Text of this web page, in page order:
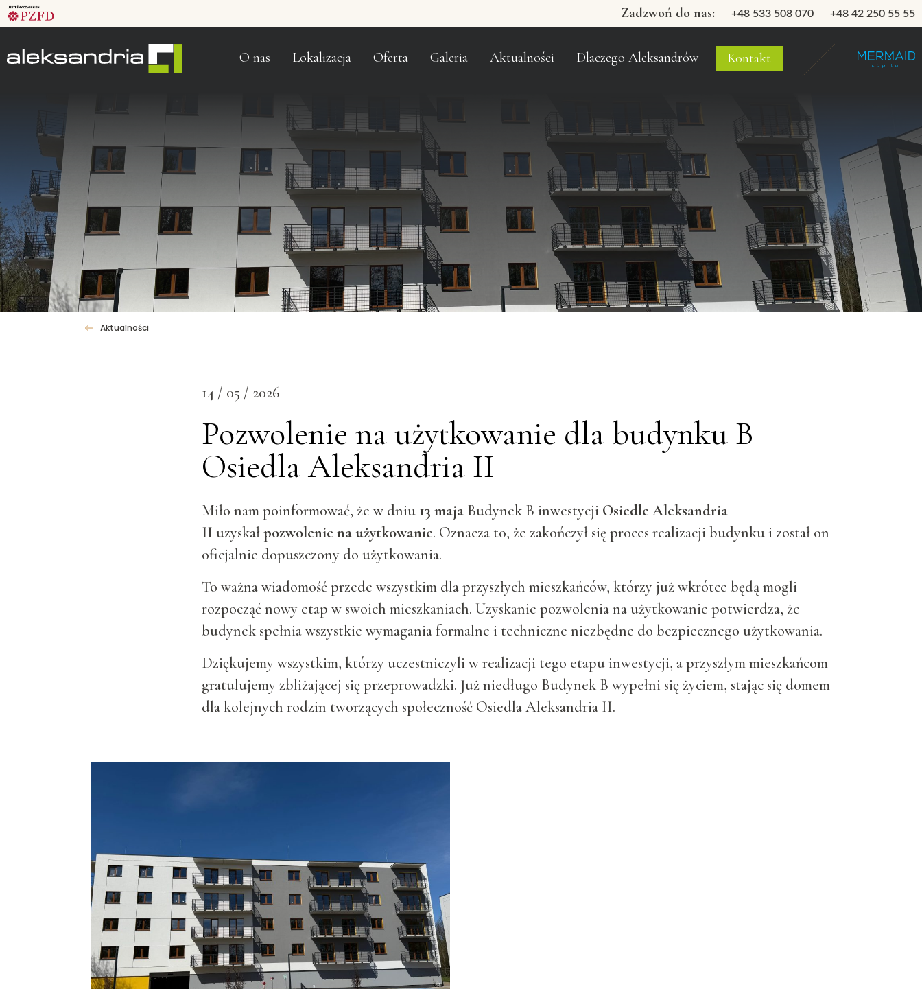
Zadzwoń do nas: +48 533 508 070 +48 42 250 55 55
O nas Lokalizacja Oferta Galeria Aktualności Dlaczego Aleksandrów Kontakt
Aktualności
14 / 05 / 2026
Pozwolenie na użytkowanie dla budynku B
Osiedla Aleksandria II
Miło nam poinformować, że w dniu 13 maja Budynek B inwestycji Osiedle Aleksandria
II uzyskał pozwolenie na użytkowanie. Oznacza to, że zakończył się proces realizacji budynku i został on
oficjalnie dopuszczony do użytkowania.
To ważna wiadomość przede wszystkim dla przyszłych mieszkańców, którzy już wkrótce będą mogli
rozpocząć nowy etap w swoich mieszkaniach. Uzyskanie pozwolenia na użytkowanie potwierdza, że
budynek spełnia wszystkie wymagania formalne i techniczne niezbędne do bezpiecznego użytkowania.
Dziękujemy wszystkim, którzy uczestniczyli w realizacji tego etapu inwestycji, a przyszłym mieszkańcom
gratulujemy zbliżającej się przeprowadzki. Już niedługo Budynek B wypełni się życiem, stając się domem
dla kolejnych rodzin tworzących społeczność Osiedla Aleksandria II.